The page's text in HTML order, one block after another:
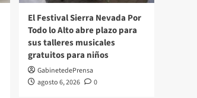
El Festival Sierra Nevada Por
Todo lo Alto abre plazo para
sus talleres musicales
gratuitos para niños
GabinetedePrensa
agosto 6, 2026
0